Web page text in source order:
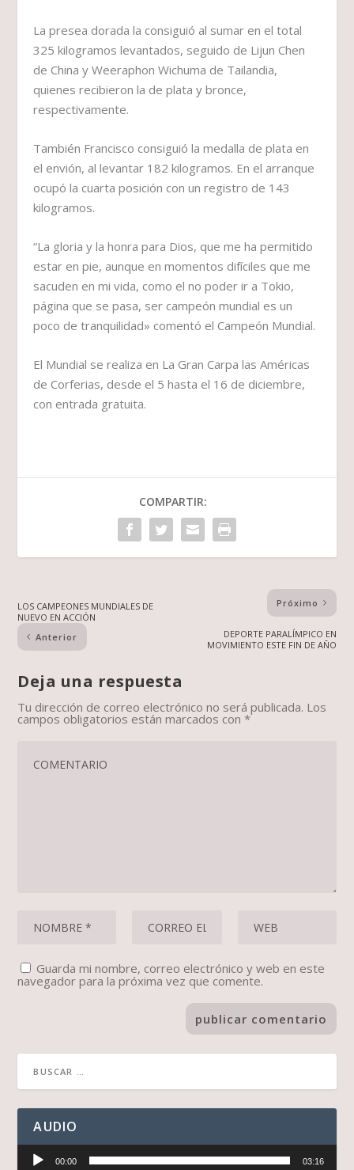
La presea dorada la consiguió al sumar en el total
325 kilogramos levantados, seguido de Lijun Chen
de China y Weeraphon Wichuma de Tailandia,
quienes recibieron la de plata y bronce,
respectivamente.
También Francisco consiguió la medalla de plata en
el envión, al levantar 182 kilogramos. En el arranque
ocupó la cuarta posición con un registro de 143
kilogramos.
“La gloria y la honra para Dios, que me ha permitido
estar en pie, aunque en momentos difíciles que me
sacuden en mi vida, como el no poder ir a Tokio,
página que se pasa, ser campeón mundial es un
poco de tranquilidad» comentó el Campeón Mundial.
El Mundial se realiza en La Gran Carpa las Américas
de Corferias, desde el 5 hasta el 16 de diciembre,
con entrada gratuita.
COMPARTIR:
LOS CAMPEONES MUNDIALES DE
NUEVO EN ACCIÓN
Anterior
Próximo
DEPORTE PARALÍMPICO EN
MOVIMIENTO ESTE FIN DE AÑO
Deja una respuesta
Tu dirección de correo electrónico no será publicada. Los
campos obligatorios están marcados con*
Guarda mi nombre, correo electrónico y web en este
navegador para la próxima vez que comente.
AUDIO
00:00 03:16